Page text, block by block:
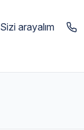
Sizi arayalım